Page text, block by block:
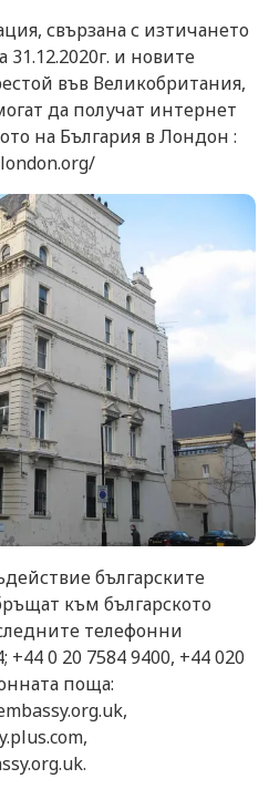
свързана с изтичането
и новите
във Великобритания,
да получат интернет
на България в Лондон :
българските
към българското
телефонни
+44 0 20 7584 9400, +44 020
поща: